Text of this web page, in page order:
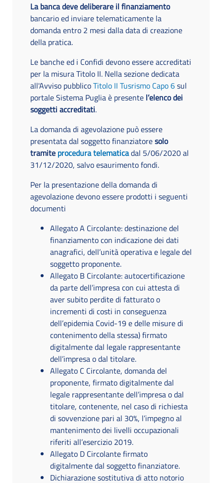
La banca deve deliberare il finanziamento
bancario ed inviare telematicamente la
domanda entro 2 mesi dalla data di creazione
della pratica.
Le banche ed i Confidi devono essere accreditati
per la misura Titolo II. Nella sezione dedicata
all'Avviso pubblicoTitolo II Tusrismo Capo 6sul
portale Sistema Puglia è presente l’elenco dei
soggetti accreditati.
La domanda di agevolazione può essere
presentata dal soggetto finanziatoresolo
tramite procedura telematicadal 5/06/2020 al
31/12/2020, salvo esaurimento fondi.
Per la presentazione della domanda di
agevolazione devono essere prodotti i seguenti
documenti
Allegato A Circolante: destinazione del
finanziamento con indicazione dei dati
anagrafici, dell’unità operativa e legale del
soggetto proponente.
Allegato B Circolante: autocertificazione
da parte dell’impresa con cui attesta di
aver subito perdite di fatturato o
incrementi di costi in conseguenza
dell’epidemia Covid-19 e delle misure di
contenimento della stessa) firmato
digitalmente dal legale rappresentante
dell’impresa o dal titolare.
Allegato C Circolante, domanda del
proponente, firmato digitalmente dal
legale rappresentante dell’impresa o dal
titolare, contenente, nel caso di richiesta
di sovvenzione pari al 30%, l’impegno al
mantenimento dei livelli occupazionali
riferiti all’esercizio 2019.
Allegato D Circolante firmato
digitalmente dal soggetto finanziatore.
Dichiarazione sostitutiva di atto notorio